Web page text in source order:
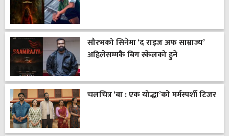
सौरभको सिनेमा ‘द राइज अफ साम्राज्य’
अहिलेसम्मकै बिग स्केलको हुने
चलचित्र ‘बा : एक योद्धा’को मर्मस्पर्शी टिजर